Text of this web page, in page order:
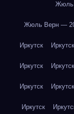
Жюль
Жюль Верн —
Иркутск Иркутск
Иркутск Иркутск
Иркутск Иркутск
Иркутск